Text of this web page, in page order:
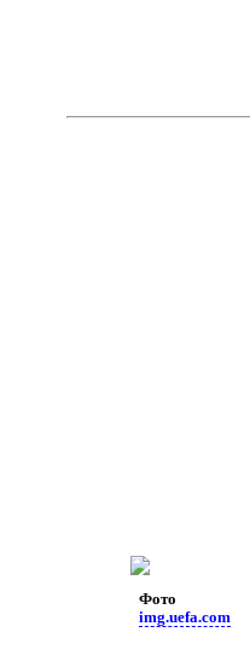
Фото
img.uefa.com